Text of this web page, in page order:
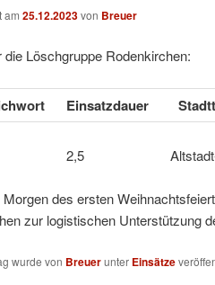
am 25.12.2023von Breuer
die Löschgruppe Rodenkirchen:
Einsatzdauer
2,5
des ersten
zur logistischen Unterstützung
wurde von Breuerunter Einsätze